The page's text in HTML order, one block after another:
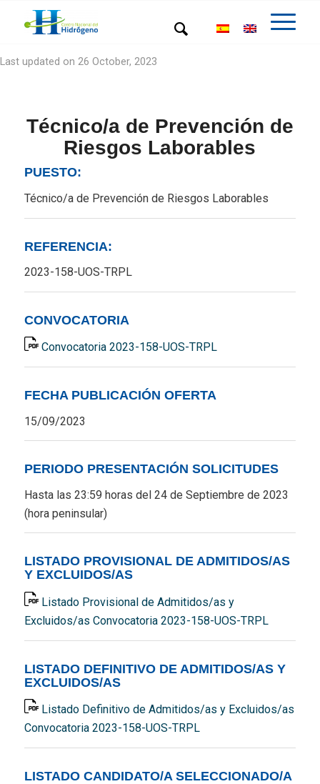
Last updated on 26 October, 2023
Técnico/a de Prevención de
Riesgos Laborables
PUESTO:
Técnico/a de Prevención de Riesgos Laborables
REFERENCIA:
2023-158-UOS-TRPL
CONVOCATORIA
Convocatoria 2023-158-UOS-TRPL
FECHA PUBLICACIÓN OFERTA
15/09/2023
PERIODO PRESENTACIÓN SOLICITUDES
Hasta las 23:59 horas del 24 de Septiembre de 2023
(hora peninsular)
LISTADO PROVISIONAL DE ADMITIDOS/AS
Y EXCLUIDOS/AS
Listado Provisional de Admitidos/as y
Excluidos/as Convocatoria 2023-158-UOS-TRPL
LISTADO DEFINITIVO DE ADMITIDOS/AS Y
EXCLUIDOS/AS
Listado Definitivo de Admitidos/as y Excluidos/as
Convocatoria 2023-158-UOS-TRPL
LISTADO CANDIDATO/A SELECCIONADO/A